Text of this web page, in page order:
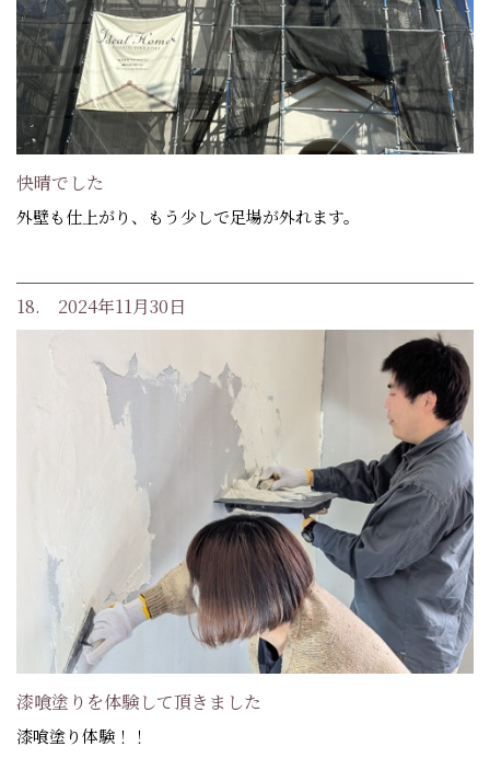
快晴でした
外壁も仕上がり、もう少しで足場が外れます。
18. 2024年11月30日
漆喰塗りを体験して頂きました
漆喰塗り体験！！